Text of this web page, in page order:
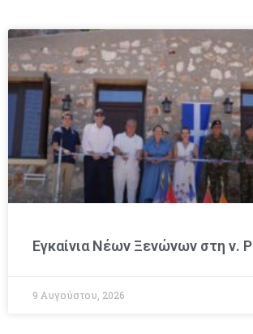
Εγκαίνια Νέων Ξενώνων στη ν.
9 Αυγούστου, 2026